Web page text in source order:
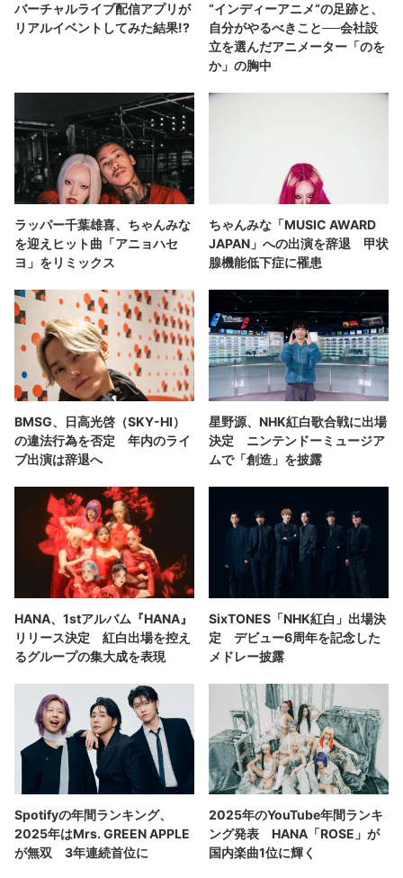
バーチャルライブ配信アプリが
リアルイベントしてみた結果!?
“インディーアニメ“の足跡と、
自分がやるべきこと──会社設
立を選んだアニメーター「のを
か」の胸中
ラッパー千葉雄喜、ちゃんみな
を迎えヒット曲「アニョハセ
ヨ」をリミックス
ちゃんみな「MUSIC AWARD
JAPAN」への出演を辞退 甲状
腺機能低下症に罹患
BMSG、日高光啓（SKY-HI）
の違法行為を否定 年内のライ
ブ出演は辞退へ
星野源、NHK紅白歌合戦に出場
決定 ニンテンドーミュージア
ムで「創造」を披露
HANA、1stアルバム『HANA』
リリース決定 紅白出場を控え
るグループの集大成を表現
SixTONES「NHK紅白」出場決
定 デビュー6周年を記念した
メドレー披露
Spotifyの年間ランキング、
2025年はMrs. GREEN APPLE
が無双 3年連続首位に
2025年のYouTube年間ランキ
ング発表 HANA「ROSE」が
国内楽曲1位に輝く